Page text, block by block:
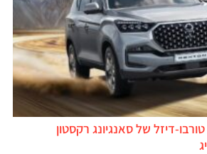
דיזל של סאנגיונג רקסטון